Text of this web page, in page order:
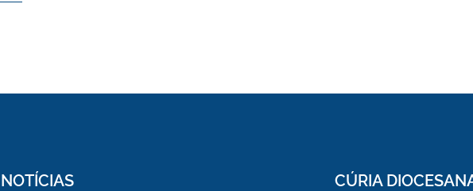
NOTÍCIAS CÚRIA